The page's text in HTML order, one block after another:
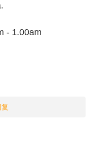
- 1.00am